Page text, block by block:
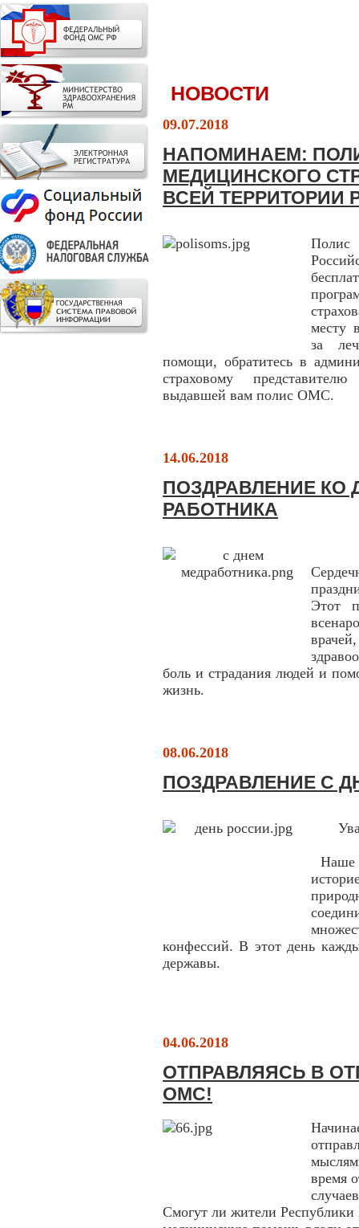
НОВОСТИ
09.07.2018
НАПОМИНАЕМ:
МЕДИЦИНСКОГО
ВСЕЙ ТЕРРИТОРИИ
месту
за
помощи, обратитесь в
страховому
выдавшей вам полис ОМС.
14.06.2018
ПОЗДРАВЛЕНИЕ
РАБОТНИКА
Этот
боль и страдания людей и
жизнь.
08.06.2018
ПОЗДРАВЛЕНИЕ С
Наше
конфессий. В этот день
державы.
04.06.2018
ОТПРАВЛЯЯСЬ В
ОМС!
время
Смогут ли жители